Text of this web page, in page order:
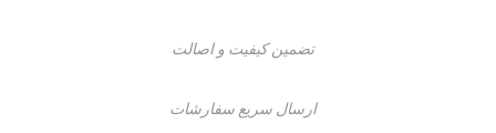
تضمین کیفیت و اصالت
ارسال سریع سفارشات